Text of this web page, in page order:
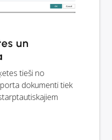
un
tieši no
dokumenti tiek